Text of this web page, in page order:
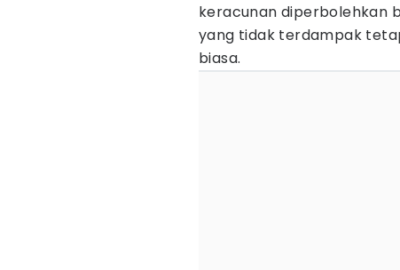
keracunan diperbolehkan
yang tidak terdampak
biasa.